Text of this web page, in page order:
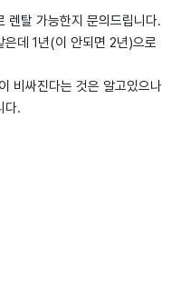
렌탈 가능한지 문의드립니다.
데 1년(이 안되면 2년)으로
비싸진다는 것은 알고있으나
다.